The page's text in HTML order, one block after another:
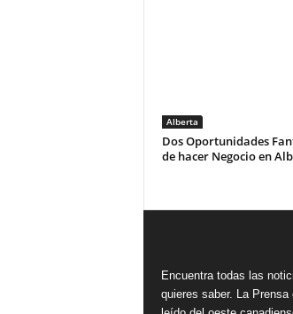
Alberta
Dos Oportunidades
de hacer Negocio en
Encuentra todas las
quieres saber. La